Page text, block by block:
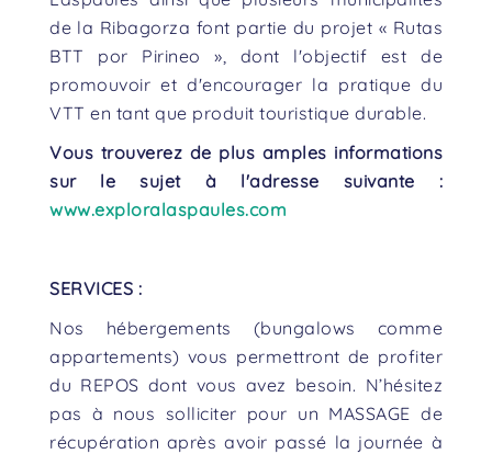
de la Ribagorza font partie du projet « Rutas
BTT por Pirineo », dont l'objectif est de
promouvoir et d'encourager la pratique du
VTT en tant que produit touristique durable.
Vous trouverez de plus amples informations
sur le sujet à l'adresse suivante :
www.exploralaspaules.com
SERVICES :
Nos hébergements (bungalows comme
appartements) vous permettront de profiter
du REPOS dont vous avez besoin. N’hésitez
pas à nous solliciter pour un MASSAGE de
récupération après avoir passé la journée à